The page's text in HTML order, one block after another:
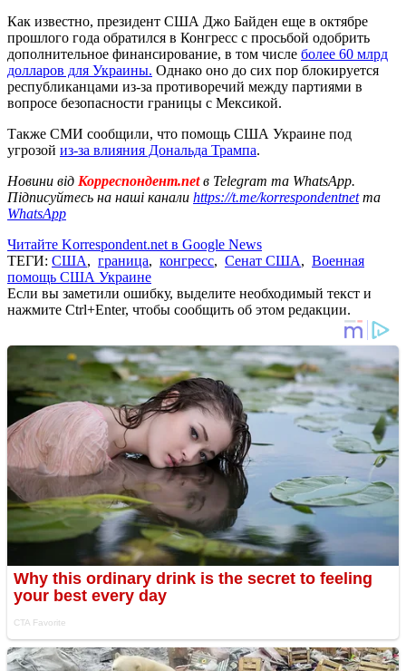
Как известно, президент США Джо Байден еще в октябре
прошлого года обратился в Конгресс с просьбой одобрить
дополнительное финансирование, в том числе более 60 млрд
долларов для Украины. Однако оно до сих пор блокируется
республиканцами из-за противоречий между партиями в
вопросе безопасности границы с Мексикой.
Также СМИ сообщили, что помощь США Украине под
угрозой из-за влияния Дональда Трампа.
Новини від Корреспондент.netв Telegram та WhatsApp.
Підписуйтесь на наші канали https://t.me/korrespondentnetта
WhatsApp
Читайте Korrespondent.net в Google News
ТЕГИ: США, граница, конгресс, Сенат США, Военная
помощь США Украине
Если вы заметили ошибку, выделите необходимый текст и
нажмите Ctrl+Enter, чтобы сообщить об этом редакции.